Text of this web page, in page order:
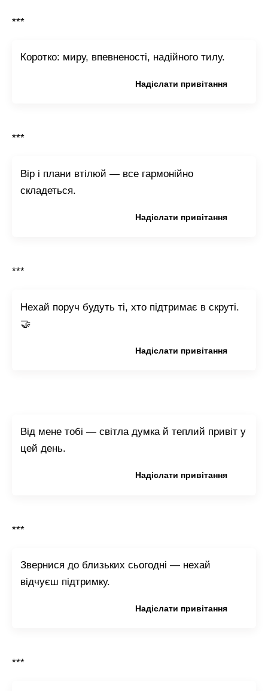
***
Коротко: миру, впевненості, надійного тилу.
Надіслати привітання
***
Вір і плани втілюй — все гармонійно
складеться.
Надіслати привітання
***
Нехай поруч будуть ті, хто підтримає в скруті.
🤝
Надіслати привітання
Від мене тобі — світла думка й теплий привіт у
цей день.
Надіслати привітання
***
Звернися до близьких сьогодні — нехай
відчуєш підтримку.
Надіслати привітання
***